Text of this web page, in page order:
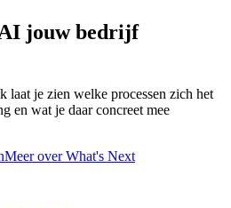
jouw bedrijf
laat je zien welke processen zich het
en wat je daar concreet mee
Meer over What's Next